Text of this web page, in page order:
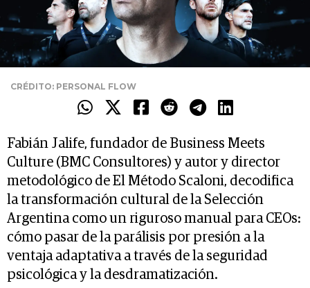
CRÉDITO: PERSONAL FLOW
Fabián Jalife, fundador de Business Meets
Culture (BMC Consultores) y autor y director
metodológico de El Método Scaloni, decodifica
la transformación cultural de la Selección
Argentina como un riguroso manual para CEOs:
cómo pasar de la parálisis por presión a la
ventaja adaptativa a través de la seguridad
psicológica y la desdramatización.